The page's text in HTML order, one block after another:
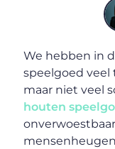
We hebben in
speelgoed veel
maar niet veel
houten